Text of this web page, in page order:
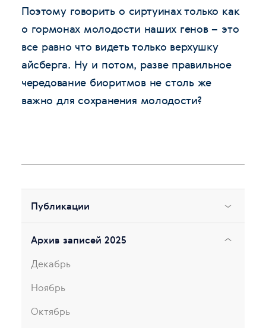
Поэтому говорить о сиртуинах только как
о гормонах молодости наших генов – это
все равно что видеть только верхушку
айсберга. Ну и потом, разве правильное
чередование биоритмов не столь же
важно для сохранения молодости?
Публикации
Архив записей 2025
Декабрь
Ноябрь
Октябрь